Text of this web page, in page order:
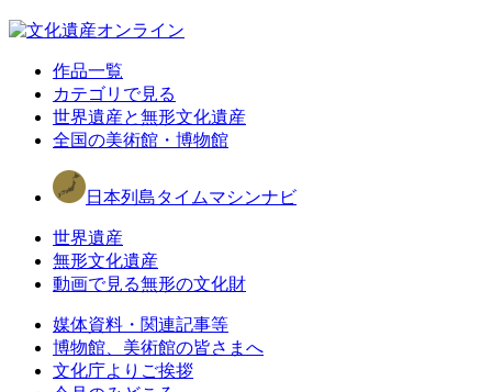
作品一覧
カテゴリで見る
世界遺産と無形文化遺産
全国の美術館・博物館
日本列島タイムマシンナビ
世界遺産
無形文化遺産
動画で見る無形の文化財
媒体資料・関連記事等
博物館、美術館の皆さまへ
文化庁よりご挨拶